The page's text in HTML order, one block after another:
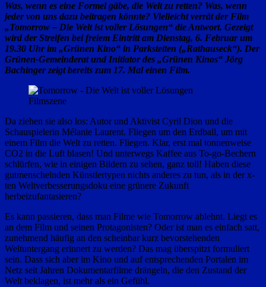
Was, wenn es eine Formel gäbe, die Welt zu retten? Was, wenn
jeder von uns dazu beitragen könnte? Vielleicht verrät der Film
„Tomorrow – Die Welt ist voller Lösungen“ die Antwort. Gezeigt
wird der Streifen bei freiem Eintritt am Dienstag, 6. Februar um
19.30 Uhr im „Grünen Kino“ in Parkstetten („Rathauseck“). Der
Grünen-Gemeinderat und Initiator des „Grünen Kinos“ Jörg
Bachinger zeigt bereits zum 17. Mal einen Film.
Filmszene
Da ziehen sie also los: Autor und Aktivist Cyril Dion und die
Schauspielerin Mélanie Laurent. Fliegen um den Erdball, um mit
einem Film die Welt zu retten. Fliegen. Klar, erst mal tonnenweise
CO2 in die Luft blasen! Und unterwegs Kaffee aus To-go-Bechern
schlürfen, wie in einigen Bildern zu sehen, ganz toll! Haben diese
gutmenschelnden Künstlertypen nichts anderes zu tun, als in der x-
ten Weltverbesserungsdoku eine grünere Zukunft
herbeizufantasieren?
Es kann passieren, dass man Filme wie Tomorrow ablehnt. Liegt es
an dem Film und seinen Protagonisten? Oder ist man es einfach satt,
zunehmend häufig an den scheinbar kurz bevorstehenden
Weltuntergang erinnert zu werden? Das mag überspitzt formuliert
sein. Dass sich aber im Kino und auf entsprechenden Portalen im
Netz seit Jahren Dokumentarfilme drängeln, die den Zustand der
Welt beklagen, ist mehr als ein Gefühl.